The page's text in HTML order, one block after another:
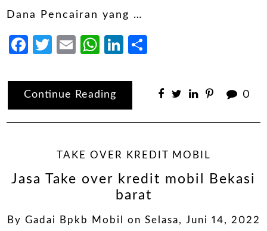
Dana Pencairan yang …
Facebook
Twitter
EmailWhatsApp
LinkedIn
Continue Reading 0
TAKE OVER KREDIT MOBIL
Jasa Take over kredit mobil Bekasi
barat
By Gadai Bpkb Mobil on Selasa, Juni 14, 2022